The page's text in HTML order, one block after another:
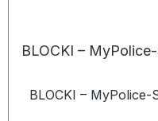
BLOCKI –
BLOCKI –